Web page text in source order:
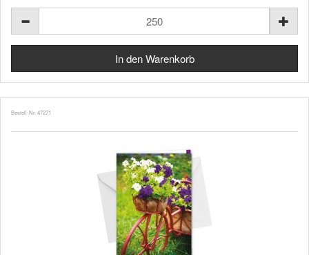
Bestell-Nr. 47271